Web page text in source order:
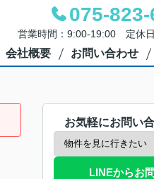
075-
営業時間：9:00-19:00 定休
会社概要 お問い合わせ
お気軽にお問い
LINEからお